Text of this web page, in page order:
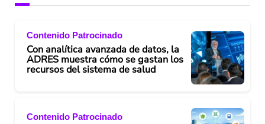
Contenido Patrocinado
Con analítica avanzada de datos, la
ADRES muestra cómo se gastan los
recursos del sistema de salud
Contenido Patrocinado